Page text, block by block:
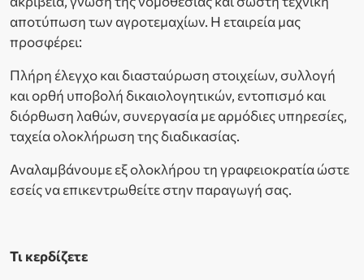
αποτύπωση των αγροτεμαχίων. Η εταιρεία μας
προσφέρει:
Πλήρη έλεγχο και διασταύρωση στοιχείων, συλλογή
και ορθή υποβολή δικαιολογητικών, εντοπισμό και
διόρθωση λαθών, συνεργασία με αρμόδιες υπηρεσίες,
ταχεία ολοκλήρωση της διαδικασίας.
Αναλαμβάνουμε εξ ολοκλήρου τη γραφειοκρατία ώστε
εσείς να επικεντρωθείτε στην παραγωγή σας.
Τι κερδίζετε